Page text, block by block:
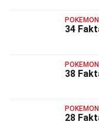
POKEMON
34
POKEMON
38
POKEMON
28